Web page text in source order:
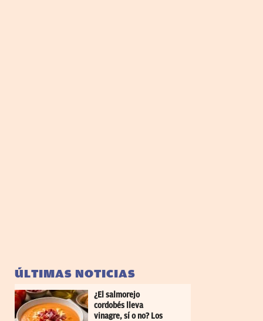
ÚLTIMAS NOTICIAS
¿El salmorejo
cordobés lleva
vinagre, sí o no? Los